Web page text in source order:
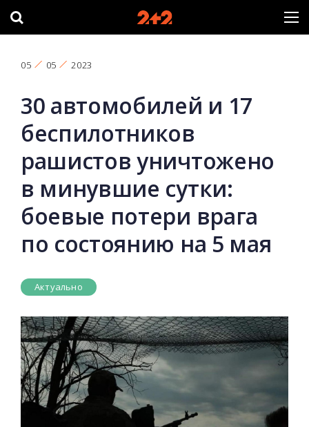
05 05 2023
30 автомобилей и 17
беспилотников
рашистов уничтожено
в минувшие сутки:
боевые потери врага
по состоянию на 5 мая
Актуально